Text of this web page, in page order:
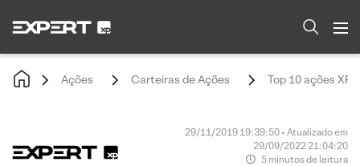
Ações Carteiras de Ações Top 10 ações XP
29/11/2019 19:39:50 • Atualizado em
29/09/2022 21:04:20
5 minutos de leitura